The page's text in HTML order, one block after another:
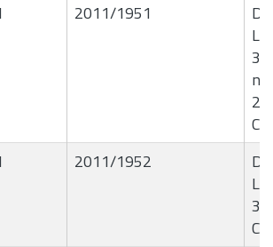
2011/1951
n.
2011/1952